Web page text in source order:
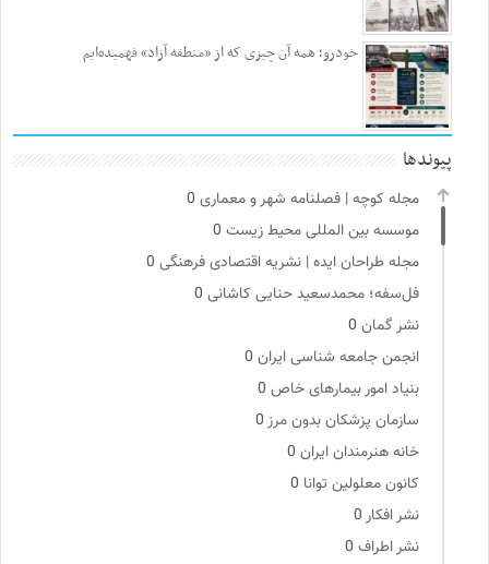
خودرو؛ همه آن چیزی که از «منطقه آزاد» فهمیده‌ایم
پیوندها
مجله کوچه | فصلنامه شهر و معماری
موسسه بین المللی محیط زیست
مجله طراحان ایده | نشریه اقتصادی فرهنگی
فل‌سفه؛ محمدسعید حنایی کاشانی
نشر گمان
انجمن جامعه شناسی ایران
بنیاد امور بیمارهای خاص
سازمان پزشکان بدون مرز
خانه هنرمندان ایران
کانون معلولین توانا
نشر افکار
نشر اطراف